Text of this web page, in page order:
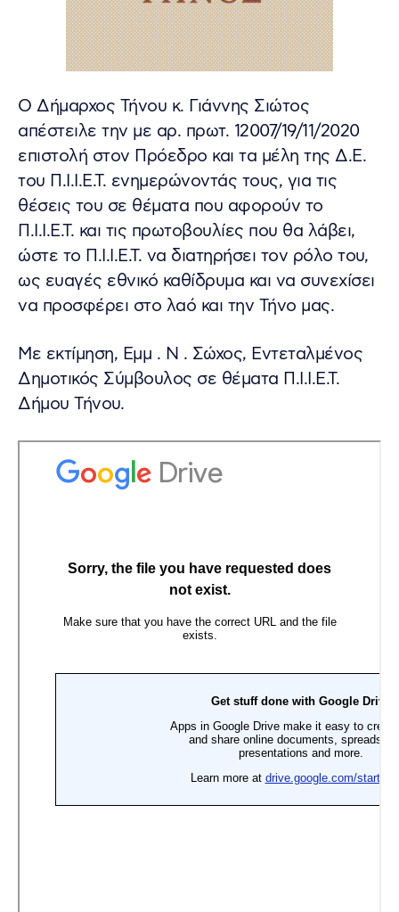
Ο Δήμαρχος Τήνου κ. Γιάννης Σιώτος
απέστειλε την με αρ. πρωτ. 12007/19/11/2020
επιστολή στον Πρόεδρο και τα μέλη της Δ.Ε.
του Π.Ι.Ι.Ε.Τ. ενημερώνοντάς τους, για τις
θέσεις του σε θέματα που αφορούν το
Π.Ι.Ι.Ε.Τ. και τις πρωτοβουλίες που θα λάβει,
ώστε το Π.Ι.Ι.Ε.Τ. να διατηρήσει τον ρόλο του,
ως ευαγές εθνικό καθίδρυμα και να συνεχίσει
να προσφέρει στο λαό και την Τήνο μας.
Με εκτίμηση, Εμμ . Ν . Σώχος, Εντεταλμένος
Δημοτικός Σύμβουλος σε θέματα Π.Ι.Ι.Ε.Τ.
Δήμου Τήνου.